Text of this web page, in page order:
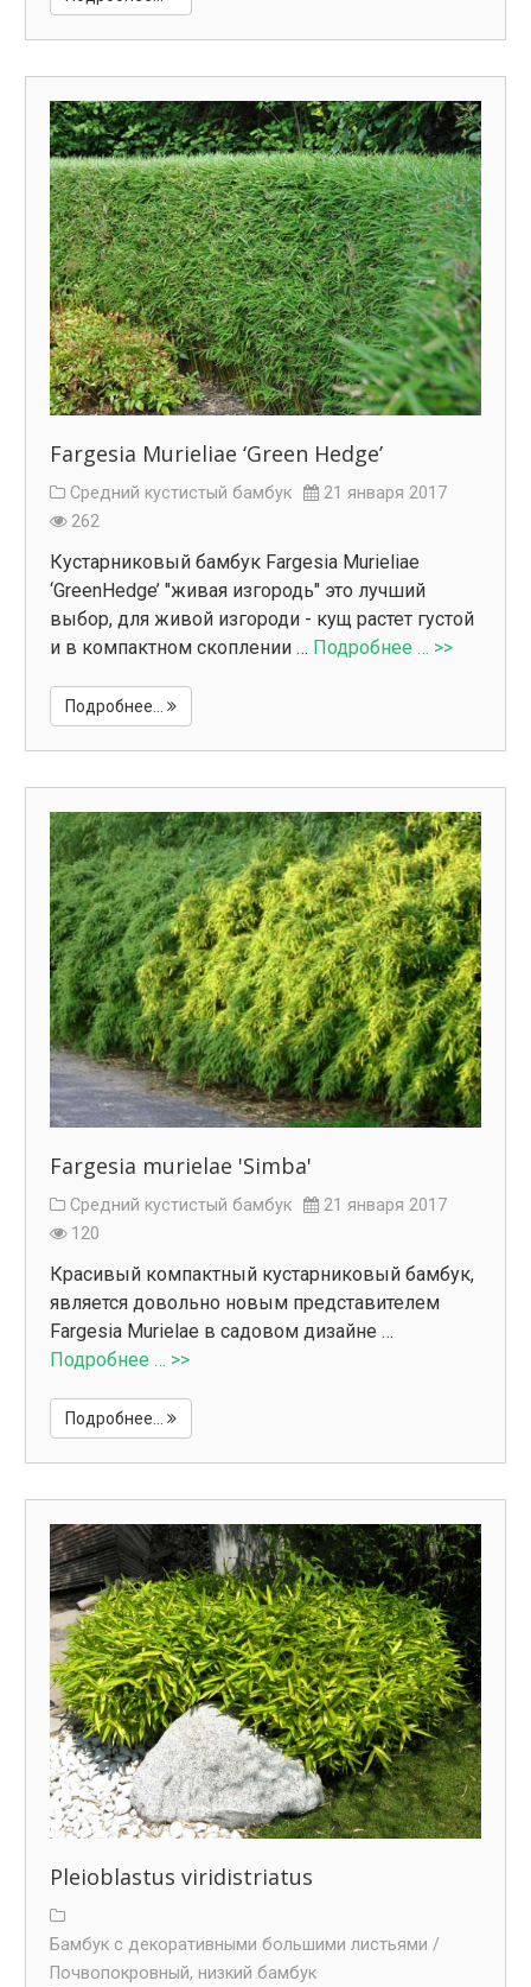
Fargesia Murieliae ‘Green Hedge’
Средний кустистый бамбук
21 января 2017
262
Кустарниковый бамбук Fargesia Murieliae
‘GreenHedge’ "живая изгородь" это лучший
выбор, для живой изгороди - кущ растет густой
и в компактном скоплении … Подробнее … >>
Подробнее...
Fargesia murielae 'Simba'
Средний кустистый бамбук
21 января 2017
120
Красивый компактный кустарниковый бамбук,
является довольно новым представителем
Fargesia Murielae в садовом дизайне …
Подробнее … >>
Подробнее...
Pleioblastus viridistriatus
Бамбук с декоративными большими листьями /
Почвопокровный, низкий бамбук